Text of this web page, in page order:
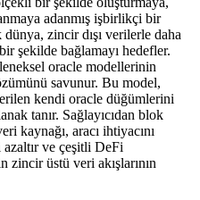
adanmış işbirlikçi bir
zincir dışı verilerle daha
şekilde bağlamayı hedefler.
oracle modellerinin
savunur. Bu model,
kendi oracle düğümlerini
tanır. Sağlayıcıdan blok
kaynağı, aracı ihtiyacını
azaltır ve çeşitli DeFi
zincir üstü veri akışlarının